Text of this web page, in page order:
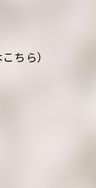
ちら）